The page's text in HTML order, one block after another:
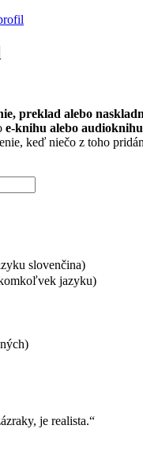
preklad alebo
e-knihu alebo audioknihu
keď niečo z toho
slovenčina)
jazyku)
je realista.